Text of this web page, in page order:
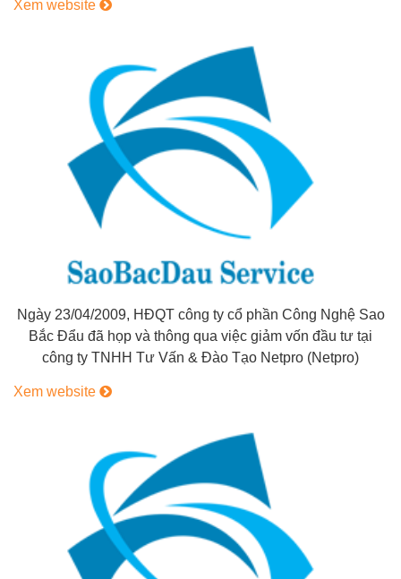
Xem website
Ngày 23/04/2009, HĐQT công ty cổ phần Công Nghệ Sao
Bắc Đẩu đã họp và thông qua việc giảm vốn đầu tư tại
công ty TNHH Tư Vấn & Đào Tạo Netpro (Netpro)
Xem website